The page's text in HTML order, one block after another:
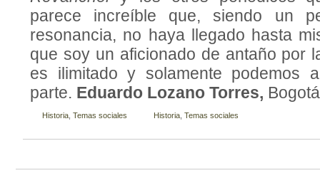
parece increíble que, siendo un
resonancia, no haya llegado hasta
que soy un aficionado de antaño por
es ilimitado y solamente podemos
parte. Eduardo Lozano Torres,
Historia Temas sociales Historia Temas sociales